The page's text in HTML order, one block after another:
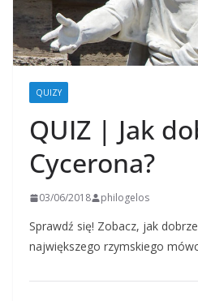
QUIZY
QUIZ | Jak
Cycerona?
03/06/2018 philogelos
Sprawdź się! Zobacz, jak
największego rzymskiego